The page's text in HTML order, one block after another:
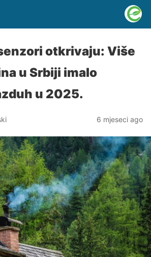
otkrivaju: Više
u Srbiji imalo
u 2025.
6 mjeseci ago